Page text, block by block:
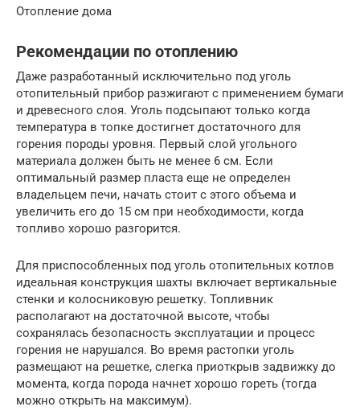
Отопление дома
Рекомендации по отоплению
Даже разработанный исключительно под уголь
отопительный прибор разжигают с применением бумаги
и древесного слоя. Уголь подсыпают только когда
температура в топке достигнет достаточного для
горения породы уровня. Первый слой угольного
материала должен быть не менее 6 см. Если
оптимальный размер пласта еще не определен
владельцем печи, начать стоит с этого объема и
увеличить его до 15 см при необходимости, когда
топливо хорошо разгорится.
Для приспособленных под уголь отопительных котлов
идеальная конструкция шахты включает вертикальные
стенки и колосниковую решетку. Топливник
располагают на достаточной высоте, чтобы
сохранялась безопасность эксплуатации и процесс
горения не нарушался. Во время растопки уголь
размещают на решетке, слегка приоткрыв задвижку до
момента, когда порода начнет хорошо гореть (тогда
можно открыть на максимум).